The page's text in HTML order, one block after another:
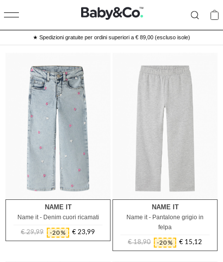
★ Spedizioni gratuite per ordini superiori a € 89,00 (escluso isole)
4A 5A 6A
NAME IT
Name it - Denim cuori ricamati
Prezzo
€ 29,99 -20%
Prezzo
€ 23,99
10A 11A 12A
NAME IT
Name it - Pantalone grigio in
felpa
Prezzo
€ 18,90 -20%
Prezzo
€ 15,12